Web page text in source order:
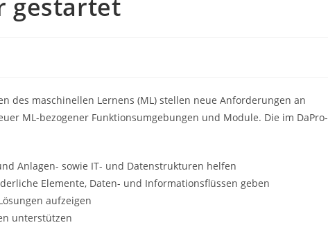
gestartet
des maschinellen Lernens (ML) stellen neue Anforderungen an
ML-bezogener Funktionsumgebungen und Module. Die im DaPro-
Anlagen- sowie IT- und Datenstrukturen helfen
Elemente, Daten- und Informationsflüssen geben
aufzeigen
unterstützen